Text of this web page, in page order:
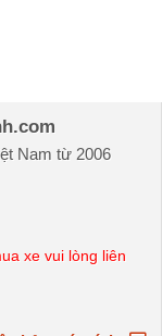
Nam từ 2006
xe vui lòng liên